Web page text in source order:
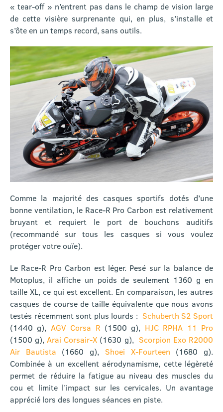
« tear-off » n’entrent pas dans le champ de vision large
de cette visière surprenante qui, en plus, s’installe et
s’ôte en un temps record, sans outils.
Comme la majorité des casques sportifs dotés d’une
bonne ventilation, le Race-R Pro Carbon est relativement
bruyant et requiert le port de bouchons auditifs
(recommandé sur tous les casques si vous voulez
protéger votre ouïe).
Le Race-R Pro Carbon est léger. Pesé sur la balance de
Motoplus, il affiche un poids de seulement 1360 g en
taille XL, ce qui est excellent. En comparaison, les autres
casques de course de taille équivalente que nous avons
testés récemment sont plus lourds : Schuberth S2 Sport
(1440 g), AGV Corsa R (1500 g), HJC RPHA 11 Pro
(1500 g), Arai Corsair-X (1630 g), Scorpion Exo R2000
Air Bautista (1660 g), Shoei X-Fourteen (1680 g).
Combinée à un excellent aérodynamisme, cette légèreté
permet de réduire la fatigue au niveau des muscles du
cou et limite l’impact sur les cervicales. Un avantage
apprécié lors des longues séances en piste.